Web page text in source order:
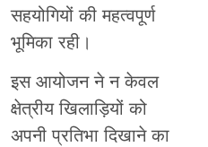
सहयोगियों की महत्वपूर्ण
भूमिका रही।
इस आयोजन ने न केवल
क्षेत्रीय खिलाड़ियों को
अपनी प्रतिभा दिखाने का